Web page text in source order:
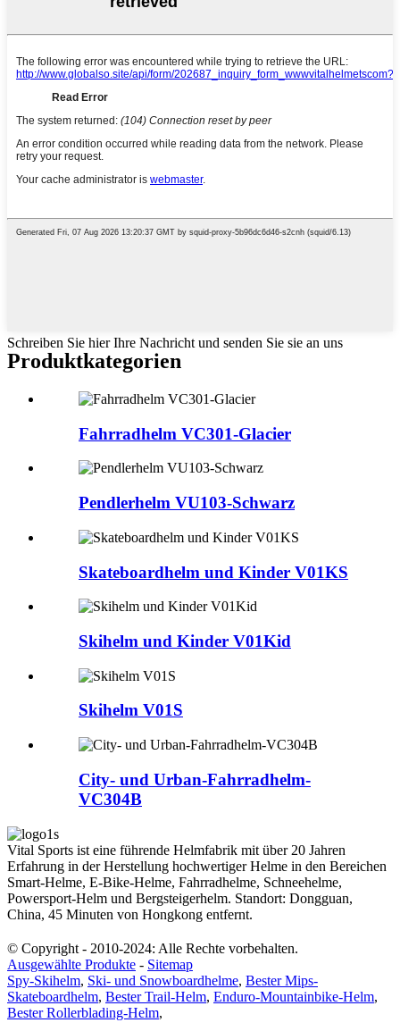
Schreiben Sie hier Ihre Nachricht und senden Sie sie an uns
Produktkategorien
Fahrradhelm VC301-Glacier
Pendlerhelm VU103-Schwarz
Skateboardhelm und Kinder V01KS
Skihelm und Kinder V01Kid
Skihelm V01S
City- und Urban-Fahrradhelm-
VC304B
Vital Sports ist eine führende Helmfabrik mit über 20 Jahren
Erfahrung in der Herstellung hochwertiger Helme in den Bereichen
Smart-Helme, E-Bike-Helme, Fahrradhelme, Schneehelme,
Powersport-Helm und Bergsteigerhelm. Standort: Dongguan,
China, 45 Minuten von Hongkong entfernt.
© Copyright - 2010-2024: Alle Rechte vorbehalten.
Ausgewählte Produkte - Sitemap
Spy-Skihelm, Ski- und Snowboardhelme, Bester Mips-
Skateboardhelm, Bester Trail-Helm, Enduro-Mountainbike-Helm,
Bester Rollerblading-Helm,